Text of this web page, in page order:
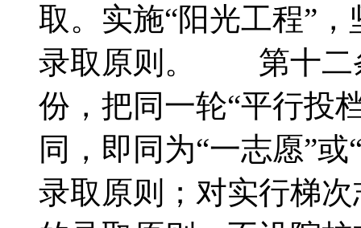
取。实施“阳光工程”
录取原则。 第十二
份，把同一轮“平行投
同，即同为“一志愿”
录取原则；对实行梯